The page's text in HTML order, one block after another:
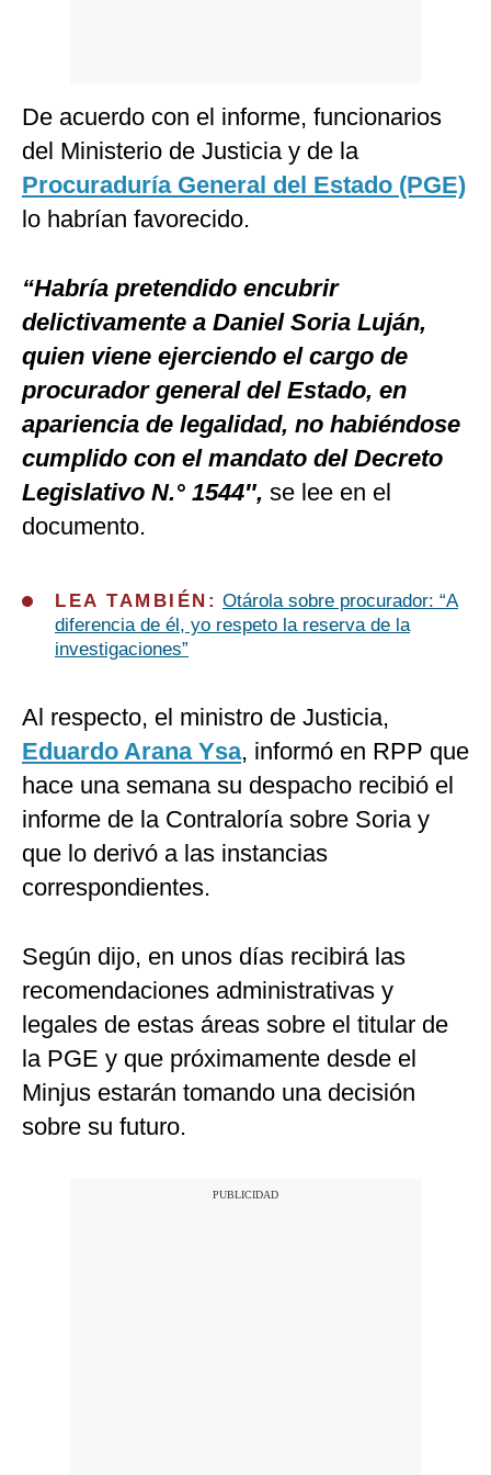
De acuerdo con el informe, funcionarios
del Ministerio de Justicia y de la
Procuraduría General del Estado (PGE)
lo habrían favorecido.
“Habría pretendido encubrir
delictivamente a Daniel Soria Luján,
quien viene ejerciendo el cargo de
procurador general del Estado, en
apariencia de legalidad, no habiéndose
cumplido con el mandato del Decreto
Legislativo N.° 1544″, se lee en el
documento.
LEA TAMBIÉN: Otárola sobre procurador: “A
diferencia de él, yo respeto la reserva de la
investigaciones”
Al respecto, el ministro de Justicia,
Eduardo Arana Ysa, informó en RPP que
hace una semana su despacho recibió el
informe de la Contraloría sobre Soria y
que lo derivó a las instancias
correspondientes.
Según dijo, en unos días recibirá las
recomendaciones administrativas y
legales de estas áreas sobre el titular de
la PGE y que próximamente desde el
Minjus estarán tomando una decisión
sobre su futuro.